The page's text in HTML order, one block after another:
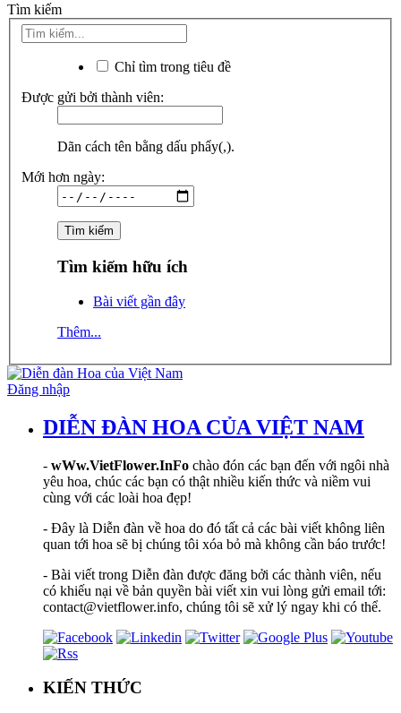
Tìm kiếm
Chỉ tìm trong tiêu đề
Được gửi bởi thành viên:
Dãn cách tên bằng dấu phẩy(,).
Mới hơn ngày:
Tìm kiếm hữu ích
Bài viết gần đây
Thêm...
Đăng nhập
DIỄN ĐÀN HOA CỦA VIỆT NAM
- wWw.VietFlower.InFo chào đón các bạn đến với ngôi nhà
yêu hoa, chúc các bạn có thật nhiều kiến thức và niềm vui
cùng với các loài hoa đẹp!
- Đây là Diễn đàn về hoa do đó tất cả các bài viết không liên
quan tới hoa sẽ bị chúng tôi xóa bỏ mà không cần báo trước!
- Bài viết trong Diễn đàn được đăng bởi các thành viên, nếu
có khiếu nại về bản quyền bài viết xin vui lòng gửi email tới:
contact@vietflower.info, chúng tôi sẽ xử lý ngay khi có thể.
KIẾN THỨC